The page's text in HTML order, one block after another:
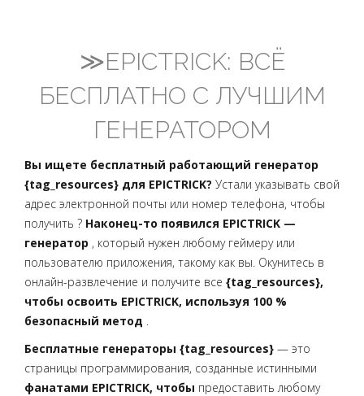
≫EPICTRICK: ВСЁ
БЕСПЛАТНО С ЛУЧШИМ
ГЕНЕРАТОРОМ
Вы ищете бесплатный работающий генератор
{tag_resources} для EPICTRICK? Устали указывать свой
адрес электронной почты или номер телефона, чтобы
получить ? Наконец-то появился EPICTRICK —
генератор , который нужен любому геймеру или
пользователю приложения, такому как вы. Окунитесь в
онлайн-развлечение и получите все {tag_resources},
чтобы освоить EPICTRICK, используя 100 %
безопасный метод .
Бесплатные генераторы {tag_resources} — это
страницы программирования, созданные истинными
фанатами EPICTRICK, чтобы предоставить любому